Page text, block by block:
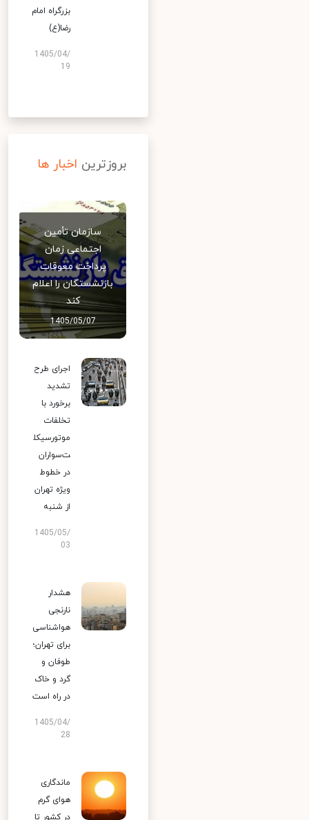
بزرگراه امام
رضا(ع)
1405/04/
19
بروزترین اخبار ها
سازمان تأمین
اجتماعی زمان
پرداخت معوقات
بازنشستگان را اعلام
کند
1405/05/07
اجرای طرح
تشدید
برخورد با
تخلفات
موتورسیکل
ت‌سواران
در خطوط
ویژه تهران
از شنبه
1405/05/
03
هشدار
نارنجی
هواشناسی
برای تهران؛
طوفان و
گرد و خاک
در راه است
1405/04/
28
ماندگاری
هوای گرم
در کشور تا